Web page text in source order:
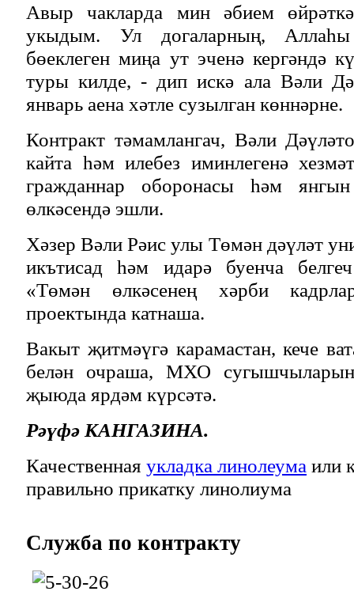
Авыр чакларда мин әбием
укыдым. Ул догаларның, Аллаһы
бөеклеген миңа ут эченә кергәндә
туры килде, - дип искә ала Вәли
январь аена хәтле сузылган көннәрне.
Контракт тәмамлангач, Вәли
кайта һәм илебез иминлегенә
гражданнар оборонасы һәм
өлкәсендә эшли.
Хәзер Вәли Рәис улы Төмән дәүләт
икътисад һәм идарә буенча
«Төмән өлкәсенең хәрби
проектында катнаша.
Вакыт җитмәүгә карамастан, кече
белән очраша, МХО
җыюда ярдәм күрсәтә.
Рәүфә КАНГАЗИНА.
Качественная укладка линолеума или
правильно прикатку линолиума
Служба по контракту